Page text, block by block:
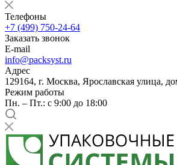
Телефоны
+7 (499) 750-24-64
Заказать звонок
E-mail
info@packsyst.ru
Адрес
129164, г. Москва, Ярославская улица,
Режим работы
Пн. – Пт.: с 9:00 до 18:00